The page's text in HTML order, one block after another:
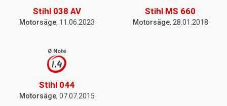
Stihl 038 AV
Motorsäge, 11.06.2023
Stihl MS 660
Motorsäge, 28.01.2018
Ø Note
1.4
Stihl 044
Motorsäge, 07.07.2015